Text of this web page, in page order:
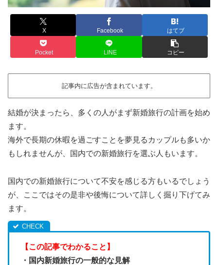
X Facebook はてブ
Pocket LINE コピー
記事内に広告が含まれています。
結婚が決まったら、多くの人がまず新婚旅行の計画を始め
ます。
海外で長期の休暇を過ごすことを夢見るカップルも多いか
もしれませんが、国内での新婚旅行を選ぶ人もいます。
国内での新婚旅行について不安を感じる方もいるでしょう
が、ここではその是非や後悔について詳しく掘り下げてみ
ます。
【この記事でわかること】
・国内新婚旅行の一般的な見解